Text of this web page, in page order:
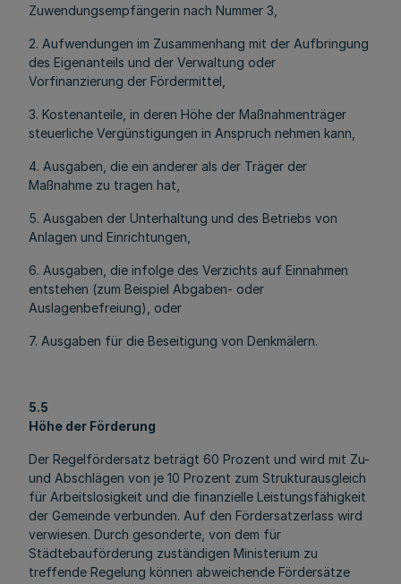
Zuwendungsempfängerin nach Nummer 3,
2. Aufwendungen im Zusammenhang mit der Aufbringung
des Eigenanteils und der Verwaltung oder
Vorfinanzierung der Fördermittel,
3. Kostenanteile, in deren Höhe der Maßnahmenträger
steuerliche Vergünstigungen in Anspruch nehmen kann,
4. Ausgaben, die ein anderer als der Träger der
Maßnahme zu tragen hat,
5. Ausgaben der Unterhaltung und des Betriebs von
Anlagen und Einrichtungen,
6. Ausgaben, die infolge des Verzichts auf Einnahmen
entstehen (zum Beispiel Abgaben- oder
Auslagenbefreiung), oder
7. Ausgaben für die Beseitigung von Denkmälern.
5.5
Höhe der Förderung
Der Regelfördersatz beträgt 60 Prozent und wird mit Zu-
und Abschlägen von je 10 Prozent zum Strukturausgleich
für Arbeitslosigkeit und die finanzielle Leistungsfähigkeit
der Gemeinde verbunden. Auf den Fördersatzerlass wird
verwiesen. Durch gesonderte, von dem für
Städtebauförderung zuständigen Ministerium zu
treffende Regelung können abweichende Fördersätze